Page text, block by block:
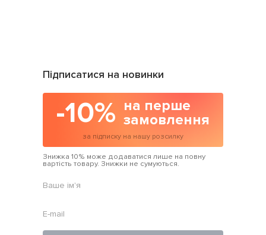
Підписатися на новинки
-10% на перше
замовлення
за підписку на нашу розсилку
Знижка 10% може додаватися лише на повну
вартість товару. Знижки не сумуються.